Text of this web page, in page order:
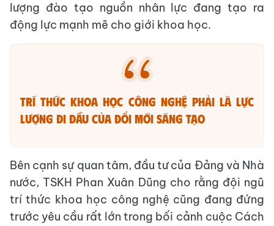
lượng đào tạo nguồn nhân lực đang tạo ra
động lực mạnh mẽ cho giới khoa học.
Trí thức khoa học công nghệ phải là lực
lượng đi đầu của đổi mới sáng tạo
Bên cạnh sự quan tâm, đầu tư của Đảng và Nhà
nước, TSKH Phan Xuân Dũng cho rằng đội ngũ
trí thức khoa học công nghệ cũng đang đứng
trước yêu cầu rất lớn trong bối cảnh cuộc Cách